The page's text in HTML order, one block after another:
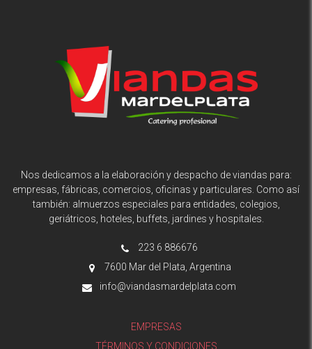
Nos dedicamos a la elaboración y despacho de viandas para:
empresas, fábricas, comercios, oficinas y particulares. Como así
también: almuerzos especiales para entidades, colegios,
geriátricos, hoteles, buffets, jardines y hospitales.
223 6 886676
7600 Mar del Plata, Argentina
info@viandasmardelplata.com
EMPRESAS
TÉRMINOS Y CONDICIONES